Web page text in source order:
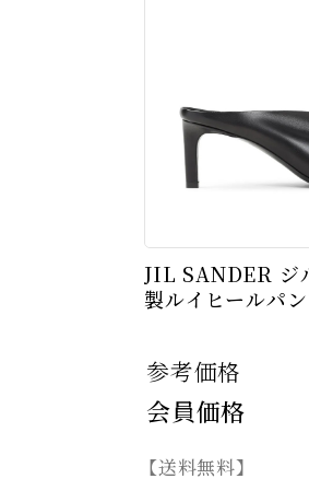
JIL SANDER ジ
製ルイヒールパ
参考価格
会員価格
【送料無料】